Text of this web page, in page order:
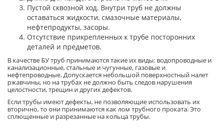
Пустой сквозной ход. Внутри труб не должны
оставаться жидкости, смазочные материалы,
нефтепродукты, засоры.
Отсутствие прикрепленных к трубе посторонних
деталей и предметов.
В качестве БУ труб принимаются такие их виды: водопроводные и
канализационные, стальные и чугунные, газовые и
нефтепроводные. Допускается небольшой поверхностный налет
ржавчины, но на трубах не должно быть следов нарушения
целостности, трещин и других дефектов.
Если трубы имеют дефекты, не позволяющие использовать их
вторично, то они принимаются как лом трубного проката. Это
сплющенные и разрезанные на кольца трубы.